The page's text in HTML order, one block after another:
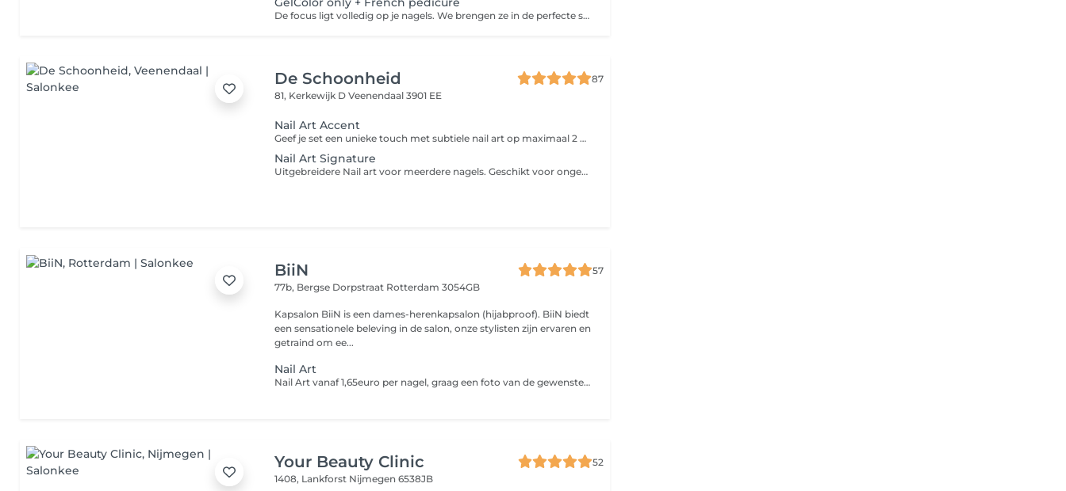
De focus ligt volledig op je nagels. We brengen ze in de perfecte shape en verzorgen de nagelriemen. Daarna brengen we een gel polish en french manicure aan in je favoriete kleur
De Schoonheid
87
81, Kerkewijk DVeenendaal 3901 EE
Nail Art Accent
Geef je set een unieke touch met subtiele nail art op maximaal 2 nagels. Denk aan fijne details, Chrome, glitter, stickers of een eenvoudig design. Deze behandeling is een aanvulling op een nagelbehandeling.
Nail Art Signature
Uitgebreidere Nail art voor meerdere nagels. Geschikt voor ongeveer 2 tot 4 nagels met meer detail, combinaties ven effecten of creatieve designs. Deze behandeling wordt bijgeboekt naast een nagelbehandeling.
BiiN
57
77b, Bergse Dorpstraat Rotterdam 3054GB
Kapsalon BiiN is een dames-herenkapsalon (hijabproof). BiiN biedt
een sensationele beleving in de salon, onze stylisten zijn ervaren en
getraind om ee...
Nail Art
Nail Art vanaf 1,65euro per nagel, graag een foto van de gewenste figuurtjes/vormpjes opsturen via het volgende WhatsApp nummer 06-86252476.
Your Beauty Clinic
52
1408, Lankforst Nijmegen 6538JB